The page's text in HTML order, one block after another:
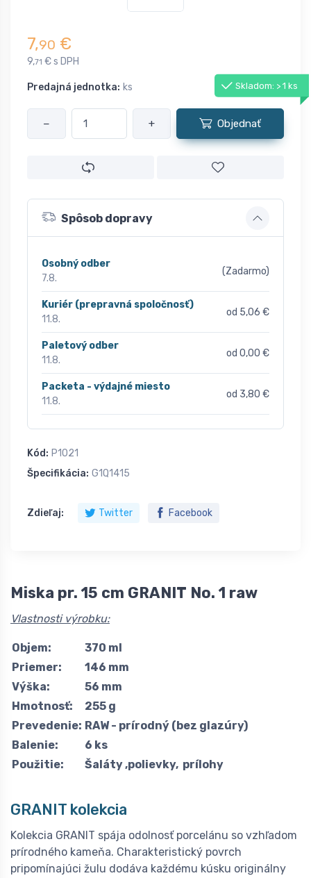
7,90 €
9,71 € s DPH
Predajná jednotka: ks Skladom: > 1 ks
− + Objednať
Spôsob dopravy
Osobný odber
7.8.
(Zadarmo)
Kuriér (prepravná spoločnosť)
11.8.
od 5,06 €
Paletový odber
11.8.
od 0,00 €
Packeta - výdajné miesto
11.8.
od 3,80 €
Kód: P1021
Špecifikácia: G1Q1415
Zdieľaj: Twitter Facebook
Miska pr. 15 cm GRANIT No. 1 raw
Vlastnosti výrobku:
Objem:
370 ml
Priemer:
146 mm
Výška:
56 mm
Hmotnosť:
255 g
Prevedenie: RAW - prírodný (bez glazúry)
Balenie:
6 ks
Použitie:
Šaláty ,polievky, prílohy
GRANIT kolekcia
Kolekcia GRANIT spája odolnosť porcelánu so vzhľadom
prírodného kameňa. Charakteristický povrch
pripomínajúci žulu dodáva každému kúsku originálny